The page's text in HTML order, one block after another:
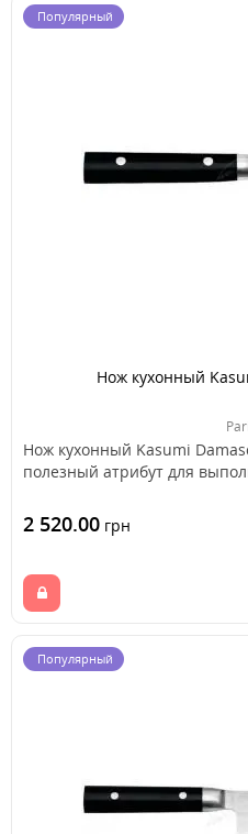
Популярный
Нож кухонный
Нож кухонный Kasumi
полезный атрибут для
2 520.00 грн
Популярный